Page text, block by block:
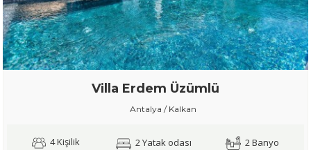
Villa Erdem Üzümlü
Antalya / Kalkan
4 Kişilik 2 Yatak odası 2 Banyo